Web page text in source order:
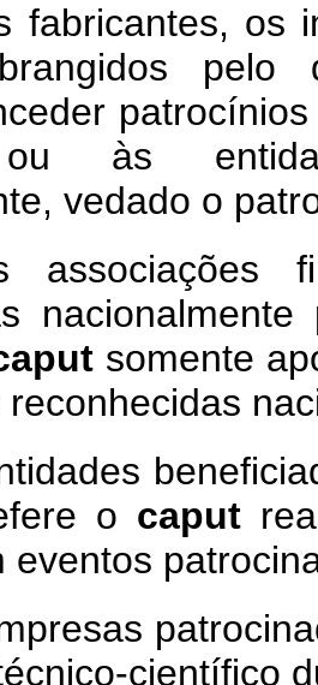
fabricantes, os
pelo
às
vedado o
somente
o caput
eventos
científico